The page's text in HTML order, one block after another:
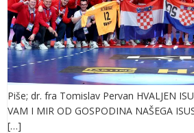
Piše; dr. fra Tomislav Pervan HVALJEN
VAM I MIR OD GOSPODINA NAŠEGA
[…]